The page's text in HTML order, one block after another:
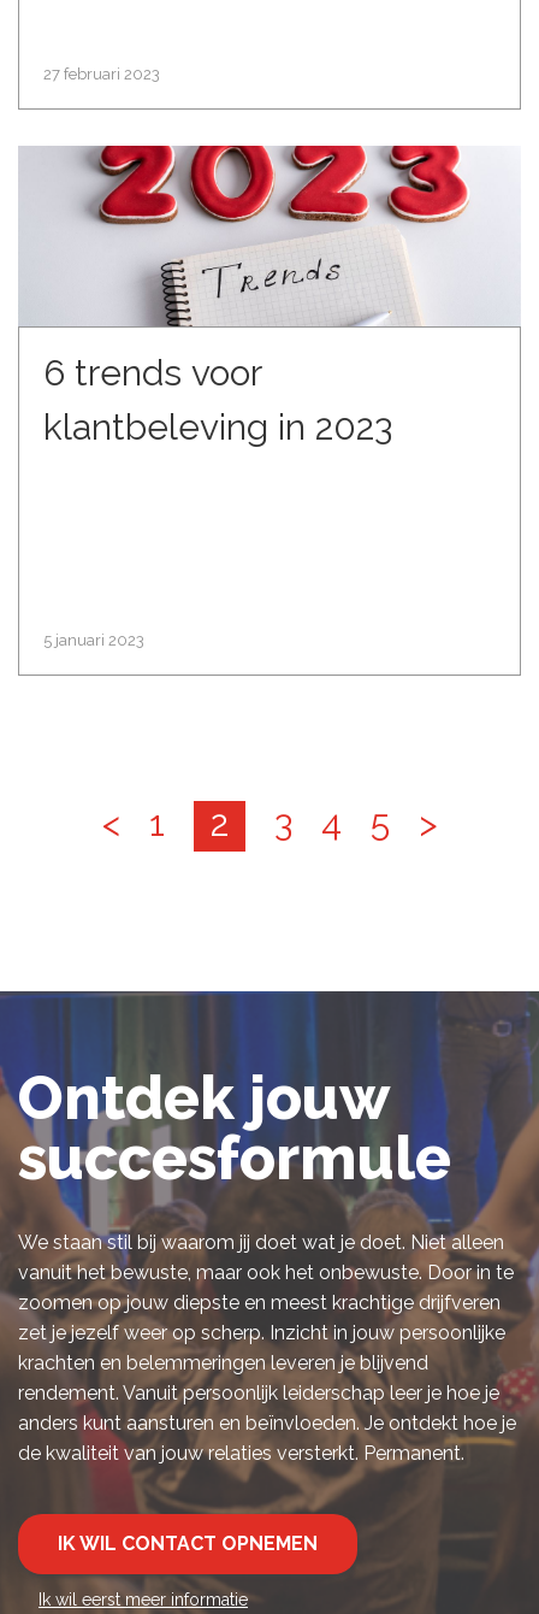
27 februari 2023
6 trends voor
klantbeleving in 2023
5 januari 2023
< 1 2 3 4 5 >
Ontdek jouw
succesformule
We staan stil bij waarom jij doet wat je doet. Niet alleen
vanuit het bewuste, maar ook het onbewuste. Door in te
zoomen op jouw diepste en meest krachtige drijfveren
zet je jezelf weer op scherp. Inzicht in jouw persoonlijke
krachten en belemmeringen leveren je blijvend
rendement. Vanuit persoonlijk leiderschap leer je hoe je
anders kunt aansturen en beïnvloeden. Je ontdekt hoe je
de kwaliteit van jouw relaties versterkt. Permanent.
IK WIL CONTACT OPNEMEN
Ik wil eerst meer informatie